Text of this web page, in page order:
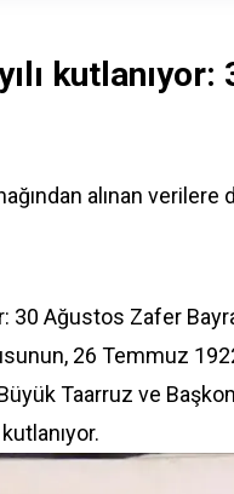
alınan verilere
30 Ağustos Zafer
26 Temmuz
Taarruz ve